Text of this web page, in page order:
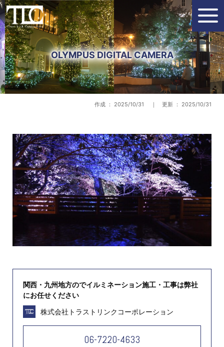
OLYMPUS DIGITAL CAMERA
作成 ： 2025/10/31 ｜ 更新 ： 2025/10/31
関西・九州地方のでイルミネーション施工・工事は弊社
にお任せください
株式会社トラストリンクコーポレーション
06-7220-4633